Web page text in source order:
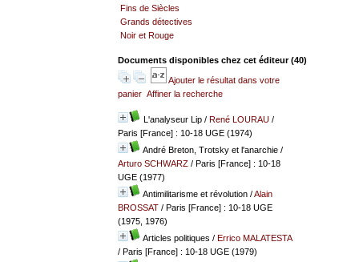
Fins de Siècles
Grands détectives
Noir et Rouge
Documents disponibles chez cet éditeur (40)
Ajouter le résultat dans votre
panier Affiner la recherche
L'analyseur Lip/ René LOURAU/
Paris [France] : 10-18 UGE (1974)
André Breton, Trotsky et l'anarchie/
Arturo SCHWARZ/ Paris [France] : 10-18
UGE (1977)
Antimilitarisme et révolution/Alain
BROSSAT/ Paris [France] : 10-18 UGE
(1975, 1976)
Articles politiques / Errico MALATESTA
/ Paris [France] : 10-18 UGE (1979)